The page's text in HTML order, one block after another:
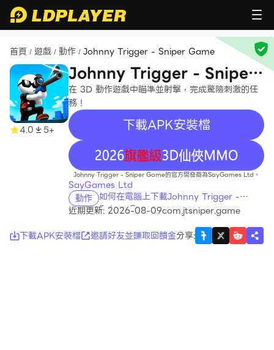
首頁 / 遊戲 / 動作 / Johnny Trigger - Sniper Game
4.0 5+
Johnny Trigger - Sniper
Game
在 3D 動作遊戲中瞄準並射擊，完成驚險刺激的任
務！
下載APK安裝檔
recommend
Johnny Trigger - Sniper Game的官方開發商為SayGames Ltd。
SayGames Ltd
動作 如何在電腦上下載Johnny Trigger -
Sniper Game
近期更新: 2026-08-09com.jtsniper.game
下載APK安裝檔
邀請好友並賺取回饋金分享: